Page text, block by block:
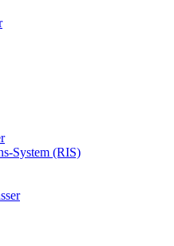
System (RIS)